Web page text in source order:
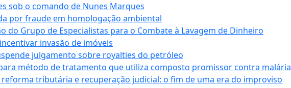
sob o comando de Nunes Marques
por fraude em homologação ambiental
do Grupo de Especialistas para o Combate à Lavagem de Dinheiro
invasão de imóveis
julgamento sobre royalties do petróleo
método de tratamento que utiliza composto promissor contra
tributária e recuperação judicial: o fim de uma era do improviso